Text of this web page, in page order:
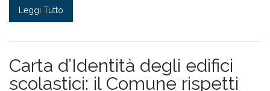
Leggi Tutto
Carta d’Identità degli edifici
scolastici: il Comune rispetti